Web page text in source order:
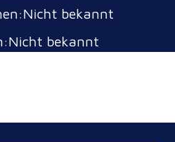
bekannt
bekannt